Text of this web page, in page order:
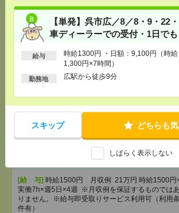
【単発】呉市広／8／8・9・22
車ディーラーでの受付・1日で
給与
時給1300円 ・日額：9,100円（時給
1,300円×7時間）
勤務地 広駅から徒歩9分
スキップ どちらも
しばらく表示しない
[給 与]時給1400～1750円
[交通費]
交通費規定内支給
[勤務地]
福渡駅から車40分
【単発】呉市広／8／8・9・22・23日
ラーでの受付・1日でもＯＫ[派遣]
・自転車通勤可 ・車通勤可(駐車場無料)
[勤務地]広駅から徒歩9分
未経験OK！残業ほぼなし▼広島で受付
[給 与] 時給1500円 月収例 21万円 時給1500円
実働7h×週5日×4週 ※月収例を保証するものではあ
りません。※給与即受取りサービス利用可（利用条
件有）